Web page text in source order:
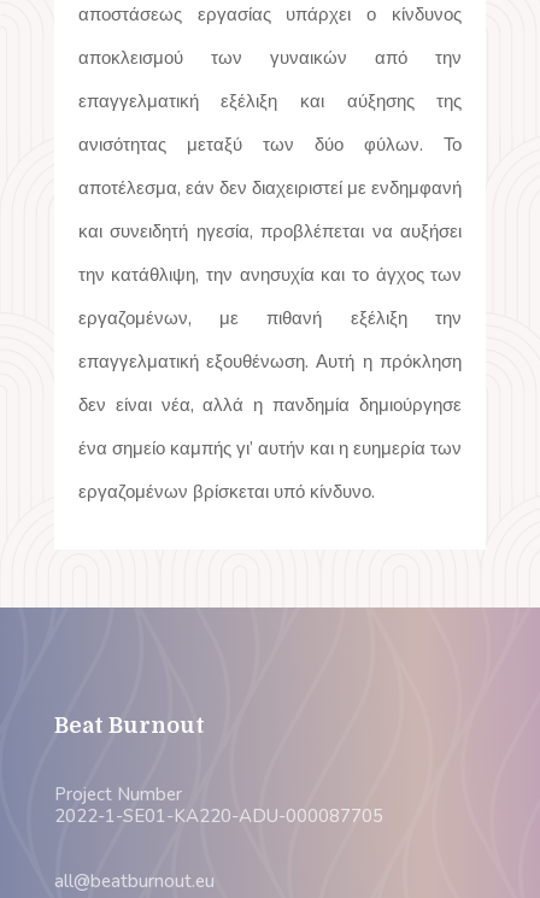
αποστάσεως εργασίας υπάρχει ο κίνδυνος
αποκλεισμού των γυναικών από την
επαγγελματική εξέλιξη και αύξησης της
ανισότητας μεταξύ των δύο φύλων. Το
αποτέλεσμα, εάν δεν διαχειριστεί με ενδημφανή
και συνειδητή ηγεσία, προβλέπεται να αυξήσει
την κατάθλιψη, την ανησυχία και το άγχος των
εργαζομένων, με πιθανή εξέλιξη την
επαγγελματική εξουθένωση. Αυτή η πρόκληση
δεν είναι νέα, αλλά η πανδημία δημιούργησε
ένα σημείο καμπής γι’ αυτήν και η ευημερία των
εργαζομένων βρίσκεται υπό κίνδυνο.
Beat Burnout
Project Number
2022-1-SE01-KA220-ADU-000087705
all@beatburnout.eu